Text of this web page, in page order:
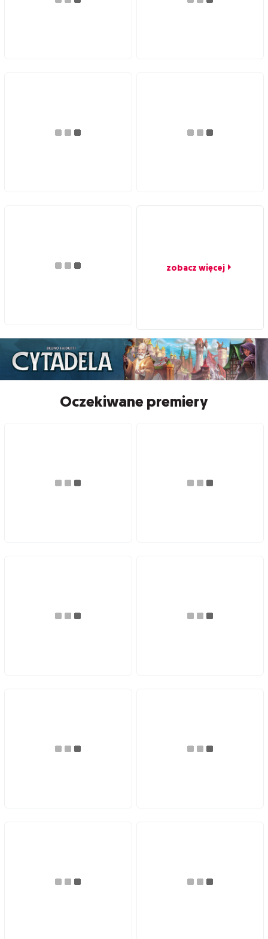
zobacz więcej
Oczekiwane premiery